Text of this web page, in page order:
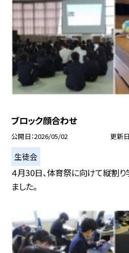
ブロック顔合わせ
公開日 2026/05/02 更新日
生徒会
４月30日、体育祭に向けて縦割
ました。